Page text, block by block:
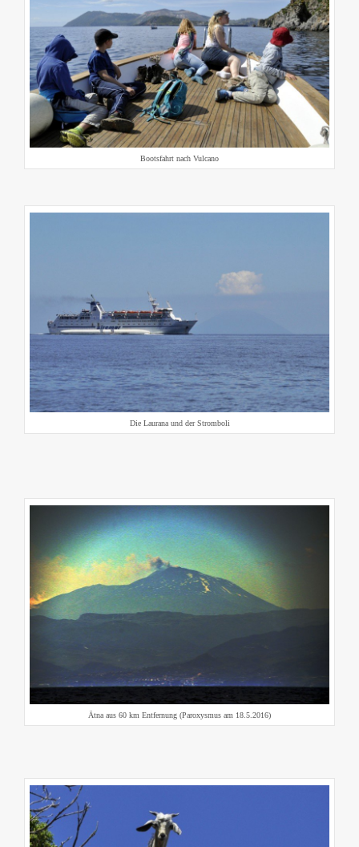
Bootsfahrt nach Vulcano
Die Laurana und der Stromboli
Ätna aus 60 km Entfernung (Paroxysmus am 18.5.2016)